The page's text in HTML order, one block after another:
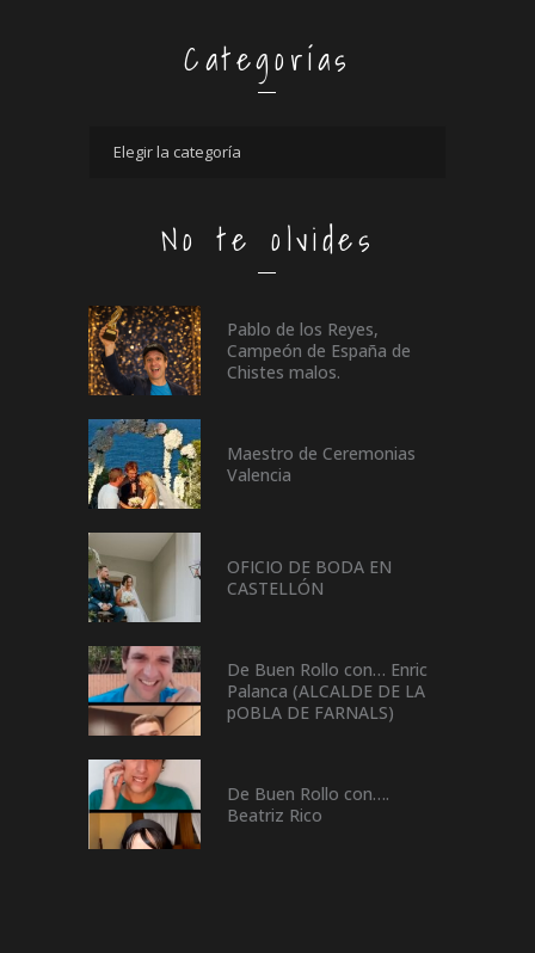
Categorías
No te olvides
Pablo de los Reyes,
Campeón de España de
Chistes malos.
Maestro de Ceremonias
Valencia
OFICIO DE BODA EN
CASTELLÓN
De Buen Rollo con… Enric
Palanca (ALCALDE DE LA
pOBLA DE FARNALS)
De Buen Rollo con….
Beatriz Rico